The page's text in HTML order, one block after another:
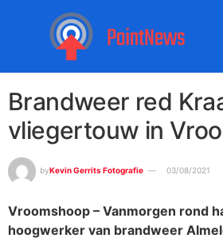
Brandweer red
vliegertouw in
byKevin Gerrits Fotografie 03/08/2021
Vroomshoop – Vanmorgen rond
hoogwerker van brandweer